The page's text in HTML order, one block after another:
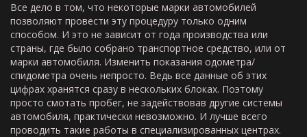
Все дело в том, что некоторые марки автомобилей
позволяют провести эту процедуру только одним
способом. И это не зависит от года производства или
страны, где было собрано транспортное средство, или от
марки автомобиля. Изменить показания одометра/
спидометра очень непросто. Ведь все данные об этих
цифрах хранятся сразу в нескольких блоках. Поэтому
просто смотать пробег, не задействовав другие системы
автомобиля, практически невозможно. И лучше всего
проводить такие работы в специализированных центрах.